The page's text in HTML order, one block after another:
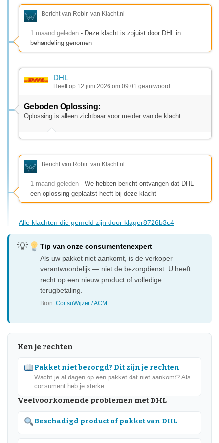
Bericht van Robin van Klacht.nl
1 maand geleden - Deze klacht is zojuist door DHL in
behandeling genomen
DHL
Heeft op 12 juni 2026 om 09:01 geantwoord
Geboden Oplossing:
Oplossing is alleen zichtbaar voor melder van de klacht
Bericht van Robin van Klacht.nl
1 maand geleden - We hebben bericht ontvangen dat DHL
een oplossing geplaatst heeft bij deze klacht
Alle klachten die gemeld zijn door klager8726b3c4
Tip van onze consumentenexpert
Als uw pakket niet aankomt, is de verkoper
verantwoordelijk — niet de bezorgdienst. U heeft
recht op een nieuw product of volledige
terugbetaling.
Bron:ConsuWijzer / ACM
Ken je rechten
Pakket niet bezorgd? Dit zijn je rechten
Wacht je al dagen op een pakket dat niet aankomt? Als
consument heb je sterke...
Veelvoorkomende problemen met DHL
Beschadigd product of pakket van DHL